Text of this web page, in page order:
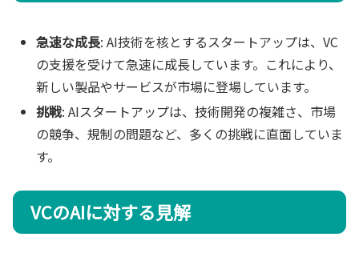
急速な成長: AI技術を核とするスタートアップは、VC
の支援を受けて急速に成長しています。これにより、
新しい製品やサービスが市場に登場しています。
挑戦: AIスタートアップは、技術開発の複雑さ、市場
の競争、規制の問題など、多くの挑戦に直面していま
す。
VCのAIに対する見解